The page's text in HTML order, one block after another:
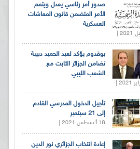
صدور أمر رئاسي يعدل ويتمم
الأمر المتضمن قانون المعاشات
العسكرية
بوقدوم يؤكد لعبد الحميد دبيبة
تضامن الجزائر الثابت مع
الشعب الليبي
تأجيل الدخول المدرسي القادم
إلى 21 سبتمبر
18 أغسطس 2021 |
إعادة انتخاب الجزائري نور الدين